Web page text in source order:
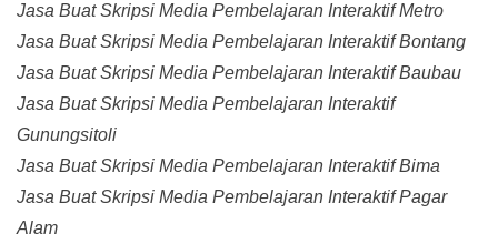
Jasa Buat Skripsi Media Pembelajaran Interaktif Metro
Jasa Buat Skripsi Media Pembelajaran Interaktif Bontang
Jasa Buat Skripsi Media Pembelajaran Interaktif Baubau
Jasa Buat Skripsi Media Pembelajaran Interaktif
Gunungsitoli
Jasa Buat Skripsi Media Pembelajaran Interaktif Bima
Jasa Buat Skripsi Media Pembelajaran Interaktif Pagar
Alam